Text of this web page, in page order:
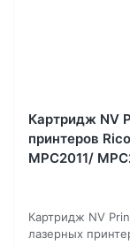
Картридж NV
принтеров
MPC2011/
Картридж NV
лазерных